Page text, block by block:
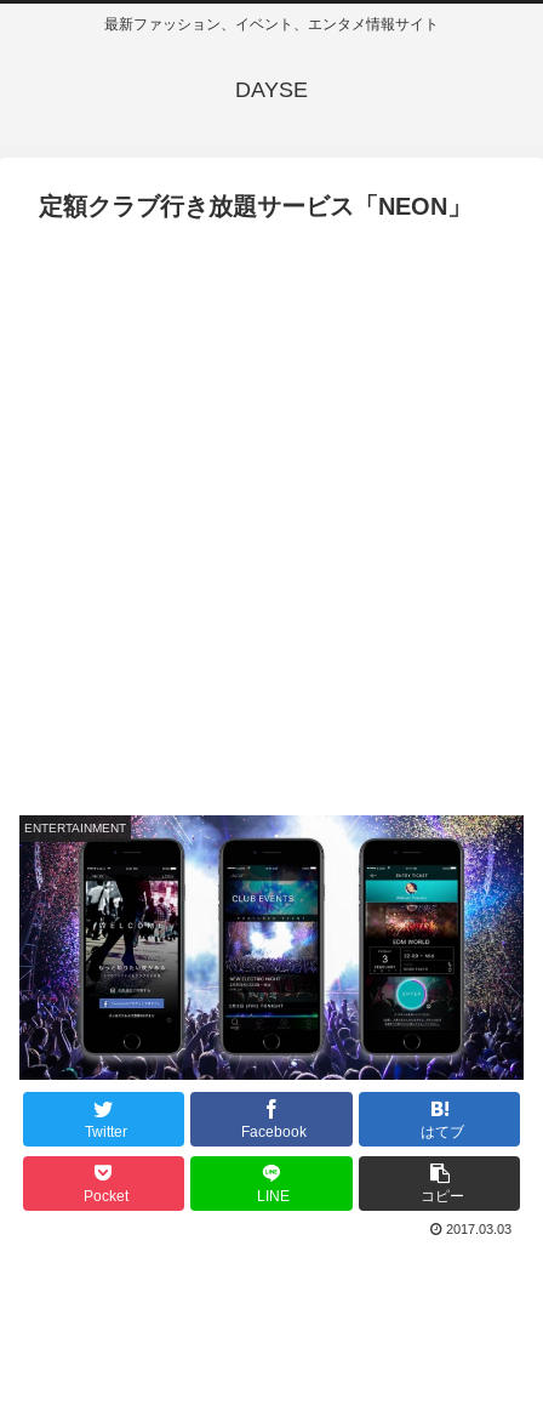
最新ファッション、イベント、エンタメ情報サイト
DAYSE
定額クラブ行き放題サービス「NEON」
ENTERTAINMENT
Twitter Facebook はてブ
Pocket LINE コピー
2017.03.03